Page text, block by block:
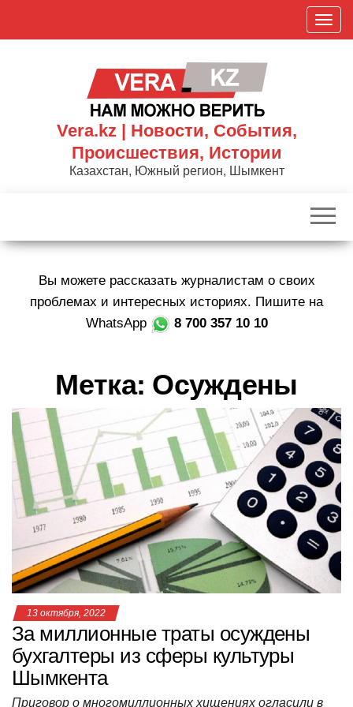
П
о
к
р
а
ц
и
ю
Vera.kz | Новости, События,
Происшествия, Истории
Казахстан, Южный регион, Шымкент
Вы можете рассказать журналистам о своих
проблемах и интересных историях. Пишите на
WhatsApp
8 700 357 10 10
Метка: Осуждены
13 октября, 2022
За миллионные траты осуждены
бухгалтеры из сферы культуры
Шымкента
Приговор о многомиллионных хищениях огласили в